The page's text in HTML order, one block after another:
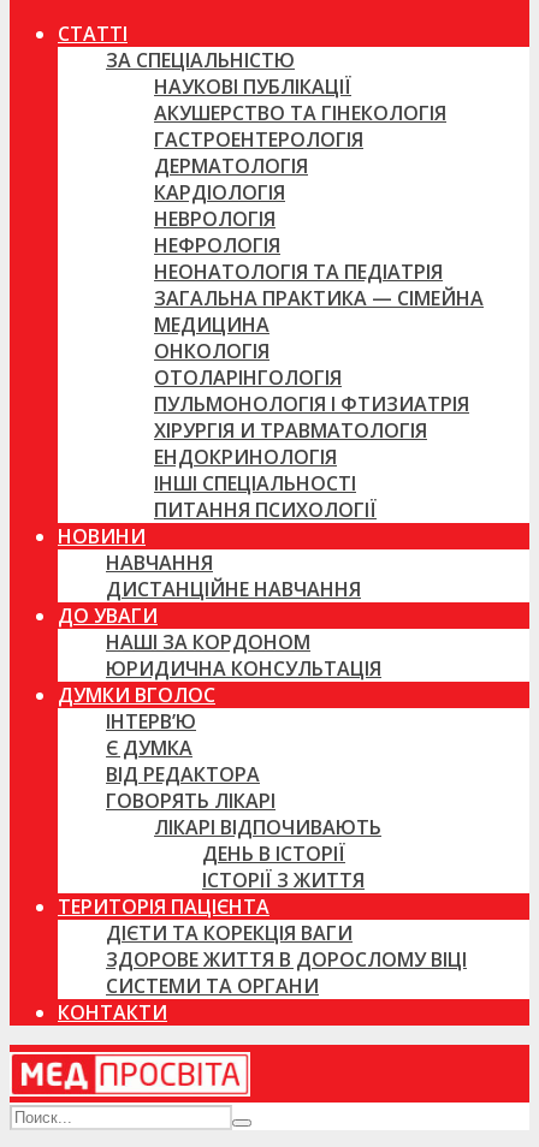
СТАТТІ
ЗА СПЕЦІАЛЬНІСТЮ
НАУКОВІ ПУБЛІКАЦІЇ
АКУШЕРСТВО ТА ГІНЕКОЛОГІЯ
ГАСТРОЕНТЕРОЛОГІЯ
ДЕРМАТОЛОГІЯ
КАРДІОЛОГІЯ
НЕВРОЛОГІЯ
НЕФРОЛОГІЯ
НЕОНАТОЛОГІЯ ТА ПЕДІАТРІЯ
ЗАГАЛЬНА ПРАКТИКА — СІМЕЙНА
МЕДИЦИНА
ОНКОЛОГІЯ
ОТОЛАРІНГОЛОГІЯ
ПУЛЬМОНОЛОГІЯ І ФТИЗИАТРІЯ
ХІРУРГІЯ И ТРАВМАТОЛОГІЯ
ЕНДОКРИНОЛОГІЯ
ІНШІ СПЕЦІАЛЬНОСТІ
ПИТАННЯ ПСИХОЛОГІЇ
НОВИНИ
НАВЧАННЯ
ДИСТАНЦІЙНЕ НАВЧАННЯ
ДО УВАГИ
НАШІ ЗА КОРДОНОМ
ЮРИДИЧНА КОНСУЛЬТАЦІЯ
ДУМКИ ВГОЛОС
ІНТЕРВ’Ю
Є ДУМКА
ВІД РЕДАКТОРА
ГОВОРЯТЬ ЛІКАРІ
ЛІКАРІ ВІДПОЧИВАЮТЬ
ДЕНЬ В ІСТОРІЇ
ІСТОРІЇ З ЖИТТЯ
ТЕРИТОРІЯ ПАЦІЄНТА
ДІЄТИ ТА КОРЕКЦІЯ ВАГИ
ЗДОРОВЕ ЖИТТЯ В ДОРОСЛОМУ ВІЦІ
СИСТЕМИ ТА ОРГАНИ
КОНТАКТИ